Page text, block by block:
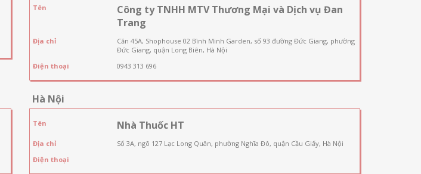
Tên
Công ty TNHH MTV Thương Mại và Dịch vụ Đan
Trang
Địa chỉ
Căn 45A, Shophouse 02 Bình Minh Garden, số 93 đường Đức Giang, phường
Đức Giang, quận Long Biên, Hà Nội
Điện thoại
0943 313 696
Hà Nội
Tên Nhà Thuốc HT
Địa chỉ
Số 3A, ngõ 127 Lạc Long Quân, phường Nghĩa Đô, quận Cầu Giấy, Hà Nội
Điện thoại